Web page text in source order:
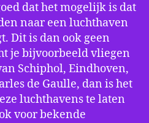
dat het mogelijk is dat
naar een luchthaven
Dit is dan ook geen
je bijvoorbeeld vliegen
Schiphol, Eindhoven,
de Gaulle, dan is het
luchthavens te laten
voor bekende